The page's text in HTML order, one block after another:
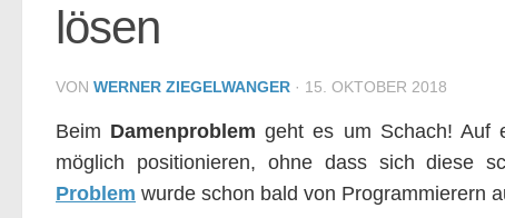
lösen
VON WERNER ZIEGELWANGER · 15. OKTOBER 2018
Beim Damenproblem geht es um Schach! Auf
möglich positionieren, ohne dass sich diese
Problem wurde schon bald von Programmierern